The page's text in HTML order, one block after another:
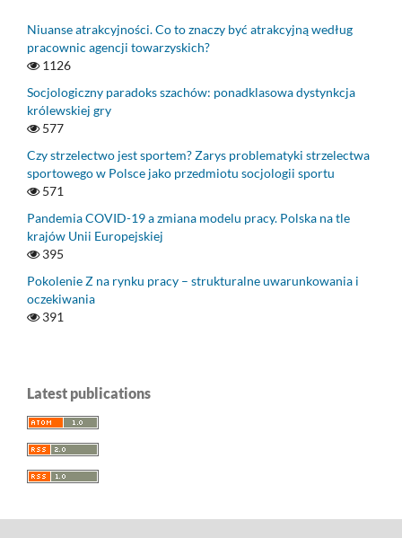
Niuanse atrakcyjności. Co to znaczy być atrakcyjną według
pracownic agencji towarzyskich?
1126
Socjologiczny paradoks szachów: ponadklasowa dystynkcja
królewskiej gry
577
Czy strzelectwo jest sportem? Zarys problematyki strzelectwa
sportowego w Polsce jako przedmiotu socjologii sportu
571
Pandemia COVID-19 a zmiana modelu pracy. Polska na tle
krajów Unii Europejskiej
395
Pokolenie Z na rynku pracy – strukturalne uwarunkowania i
oczekiwania
391
Latest publications